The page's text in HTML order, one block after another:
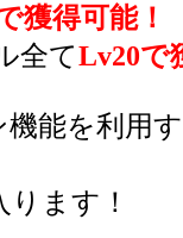
獲得可能！
全てLv20で
能を利用
ます！